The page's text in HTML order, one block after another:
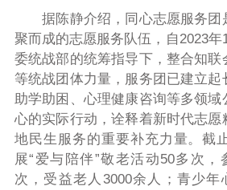
据陈静介绍，同心志愿服务团
聚而成的志愿服务队伍，自2023
委统战部的统筹指导下，整合知联
等统战团体力量，服务团已建立起
助学助困、心理健康咨询等多领域
心的实际行动，诠释着新时代志愿
地民生服务的重要补充力量。截
展“爱与陪伴”敬老活动50多次，
次，受益老人3000余人；青少年